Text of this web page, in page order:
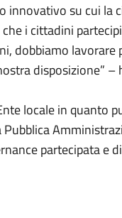
innovativo su cui la
i cittadini
dobbiamo lavorare
disposizione” –
locale in quanto
partecipata e